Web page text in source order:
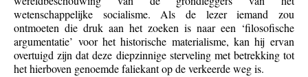
wetenschappelijke socialisme. Als de lezer iemand zou
ontmoeten die druk aan het zoeken is naar een ‘filosofische
argumentatie’ voor het historische materialisme, kan hij ervan
overtuigd zijn dat deze diepzinnige sterveling met betrekking tot
het hierboven genoemde faliekant op de verkeerde weg is.